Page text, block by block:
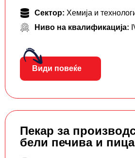
Сектор: Хемија и
Ниво на квалификација:
Види повеќе
Пекар за
бели печива и пица